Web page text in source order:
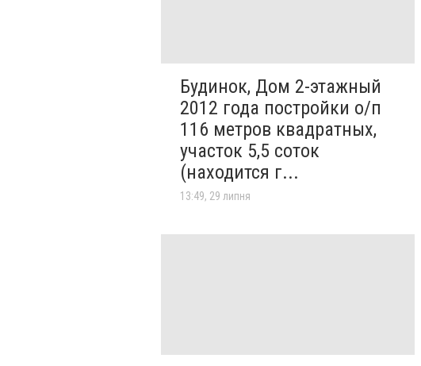
Будинок, Дом 2-этажный
2012 года постройки о/п
116 метров квадратных,
участок 5,5 соток
(находится г...
13:49, 29 липня